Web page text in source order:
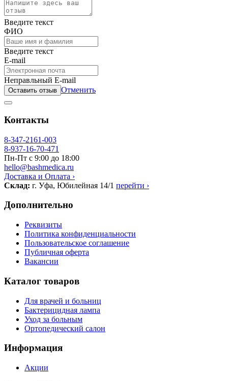
Введите текст
ФИО
Введите текст
E-mail
Неправльный E-mail
Оставить отзыв Отменить
Контакты
8-347-2161-003
8-937-16-70-471
Пн-Пт с 9:00 до 18:00
hello@bashmedica.ru
Доставка и Оплата ›
Склад: г. Уфа, Юбилейная 14/1 перейти ›
Дополнительно
Реквизиты
Политика конфиденциальности
Пользовательское соглашение
Публичная оферта
Вакансии
Каталог товаров
Для врачей и больниц
Бактерицидная лампа
Уход за больным
Ортопедический салон
Информация
Акции